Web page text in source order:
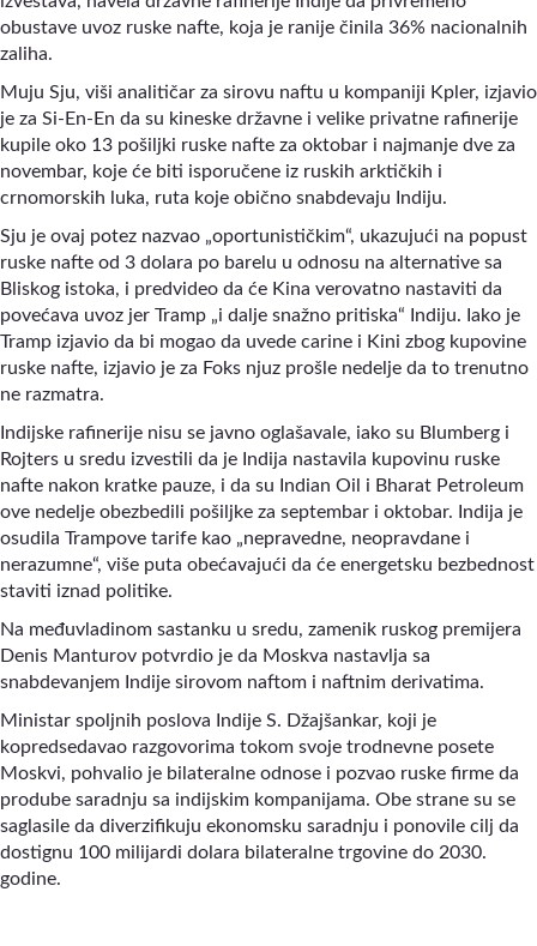
obustave uvoz ruske nafte, koja je ranije činila 36% nacionalnih
zaliha.
Muju Sju, viši analitičar za sirovu naftu u kompaniji Kpler, izjavio
je za Si-En-En da su kineske državne i velike privatne rafinerije
kupile oko 13 pošiljki ruske nafte za oktobar i najmanje dve za
novembar, koje će biti isporučene iz ruskih arktičkih i
crnomorskih luka, ruta koje obično snabdevaju Indiju.
Sju je ovaj potez nazvao „oportunističkim“, ukazujući na popust
ruske nafte od 3 dolara po barelu u odnosu na alternative sa
Bliskog istoka, i predvideo da će Kina verovatno nastaviti da
povećava uvoz jer Tramp „i dalje snažno pritiska“ Indiju. Iako je
Tramp izjavio da bi mogao da uvede carine i Kini zbog kupovine
ruske nafte, izjavio je za Foks njuz prošle nedelje da to trenutno
ne razmatra.
Indijske rafinerije nisu se javno oglašavale, iako su Blumberg i
Rojters u sredu izvestili da je Indija nastavila kupovinu ruske
nafte nakon kratke pauze, i da su Indian Oil i Bharat Petroleum
ove nedelje obezbedili pošiljke za septembar i oktobar. Indija je
osudila Trampove tarife kao „nepravedne, neopravdane i
nerazumne“, više puta obećavajući da će energetsku bezbednost
staviti iznad politike.
Na međuvladinom sastanku u sredu, zamenik ruskog premijera
Denis Manturov potvrdio je da Moskva nastavlja sa
snabdevanjem Indije sirovom naftom i naftnim derivatima.
Ministar spoljnih poslova Indije S. Džajšankar, koji je
kopredsedavao razgovorima tokom svoje trodnevne posete
Moskvi, pohvalio je bilateralne odnose i pozvao ruske firme da
prodube saradnju sa indijskim kompanijama. Obe strane su se
saglasile da diverzifikuju ekonomsku saradnju i ponovile cilj da
dostignu 100 milijardi dolara bilateralne trgovine do 2030.
godine.